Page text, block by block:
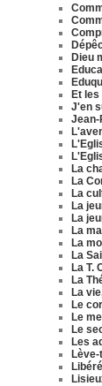
Dieu
Et les
J'en
Jean-
La
La
La
La
La
La
La
La
La T.
La
La
Le
Le
Le
Les
Lève-